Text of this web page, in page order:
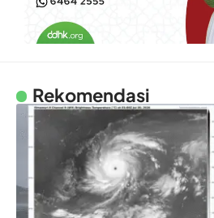
Rekomendasi